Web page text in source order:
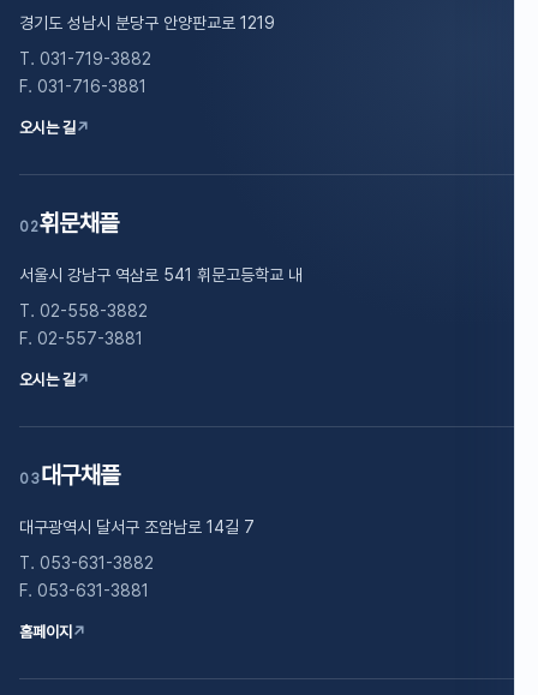
경기도 성남시 분당구 안양판교로 1219
T. 031-719-3882
F. 031-716-3881
오시는 길↗
02휘문채플
서울시 강남구 역삼로 541 휘문고등학교 내
T. 02-558-3882
F. 02-557-3881
오시는 길↗
03대구채플
대구광역시 달서구 조암남로 14길 7
T. 053-631-3882
F. 053-631-3881
홈페이지 ↗